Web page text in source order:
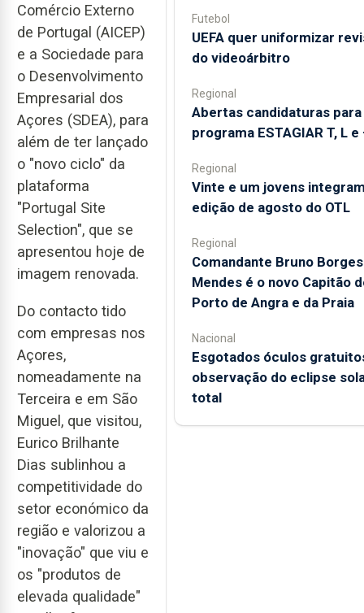
Comércio Externo
de Portugal (AICEP)
e a Sociedade para
o Desenvolvimento
Empresarial dos
Açores (SDEA), para
além de ter lançado
o "novo ciclo" da
plataforma
"Portugal Site
Selection", que se
apresentou hoje de
imagem renovada.
Do contacto tido
com empresas nos
Açores,
nomeadamente na
Terceira e em São
Miguel, que visitou,
Eurico Brilhante
Dias sublinhou a
competitividade do
setor económico da
região e valorizou a
"inovação" que viu e
os "produtos de
elevada qualidade"
Futebol
UEFA quer uniformizar
do videoárbitro
Regional
Abertas candidaturas para
programa ESTAGIAR T, L e
Regional
Vinte e um jovens
edição de agosto do OTL
Regional
Comandante Bruno Borges
Mendes é o novo Capitão
Porto de Angra e da Praia
Nacional
Esgotados óculos
observação do eclipse
total